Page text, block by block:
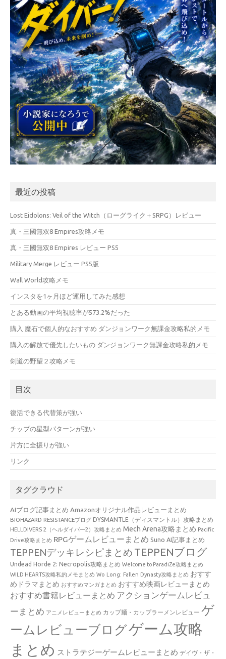
最近の投稿
Lost Eidolons: Veil of the Witch（ローグライク＋SRPG）レビュー
真・三國無双8 Empires攻略メモ
真・三國無双8 Empires レビュー PS5
Military Merge レビュー PS5版
Wall World攻略メモ
インスタを1ヶ月ほど運用してみた感想
とある動画の平均視聴率が573.2%だった
購入 魔石で個人的なおすすめ ダンジョンワーク無課金攻略私的メモ
購入の解放で優先したいもの ダンジョンワーク無課金攻略私的メモ
剣道の野望２攻略メモ
目次
復活できる代替策が強い
チップの星型パターンが強い
片方に全振りが強い
リンク
タグクラウド
AIブログ記事まとめ Amazonオリジナル作品レビューまとめ
BIOHAZARD RESISTANCEブログ DYSMANTLE（ディスマントル）攻略まとめ
HELLDIVERS 2（ヘルダイバー2）攻略まとめ Mech Arena攻略まとめ Pacific
Drive攻略まとめ RPGゲームレビューまとめ Suno AI記事まとめ
TEPPENデッキレシピまとめ TEPPENブログ
Undead Horde 2: Necropolis攻略まとめ Welcome to ParadiZe攻略まとめ
WILD HEARTS攻略私的メモまとめ Wo Long: Fallen Dynasty攻略まとめ おすす
めドラマまとめ おすすめマンガまとめ おすすめ映画レビューまとめ
おすすめ書籍レビューまとめ アクションゲームレビュ
ーまとめ アニメレビューまとめ カップ麺・カップラーメンレビュー ゲ
ームレビューブログゲーム攻略
まとめ ストラテジーゲームレビューまとめ デイヴ・ザ・